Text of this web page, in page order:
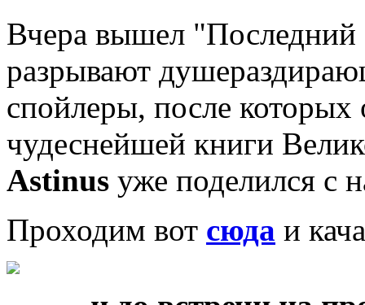
Вчера вышел "Последний
разрывают
спойлеры, после которых
чудеснейшей книги
Astinus уже поделился с
Проходим вот сюда и